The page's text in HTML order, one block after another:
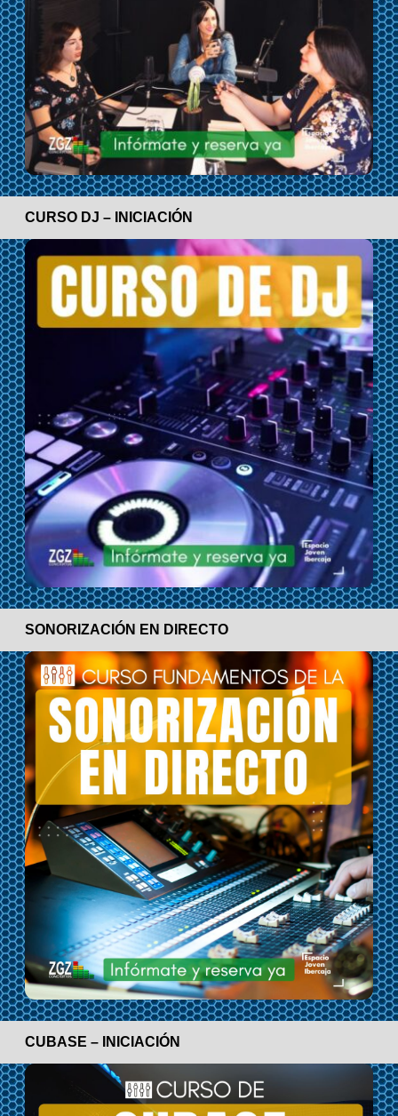
CURSO DJ – INICIACIÓN
SONORIZACIÓN EN DIRECTO
CUBASE – INICIACIÓN